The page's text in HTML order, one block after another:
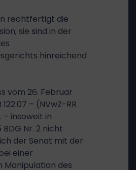
rechtfertigt die
sie sind in der
hinreichend
vom 26. Februar
122.07 – (NVwZ-RR
– insoweit in
BDG Nr. 2 nicht
der Senat mit der
einer
des